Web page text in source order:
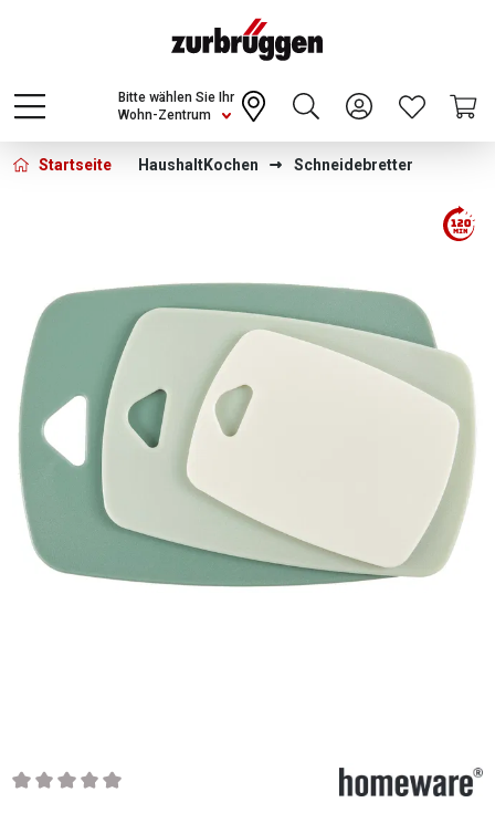
Choose a different country or region to see
content for your location and shop online
CONTINUE
Wohn-Zentrum
Bitte wählen Sie Ihr
Startseite HaushaltKochen Schneidebretter
Durchschnittliche Bewertung von 0 von 5 Sternen